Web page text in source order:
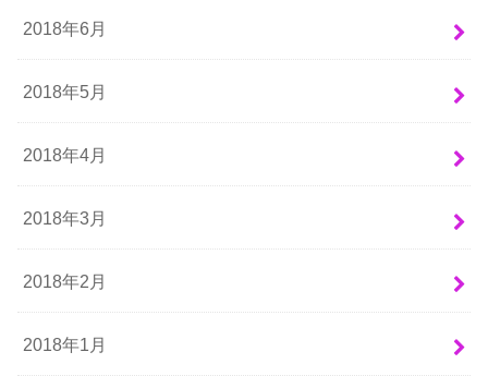
2018年6月
2018年5月
2018年4月
2018年3月
2018年2月
2018年1月